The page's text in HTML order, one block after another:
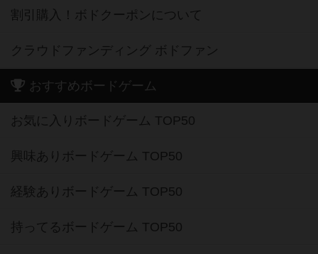
割引購入！ボドクーポンについて
クラウドファンディング ボドファン
おすすめボードゲーム
お気に入りボードゲーム TOP50
興味ありボードゲーム TOP50
経験ありボードゲーム TOP50
持ってるボードゲーム TOP50